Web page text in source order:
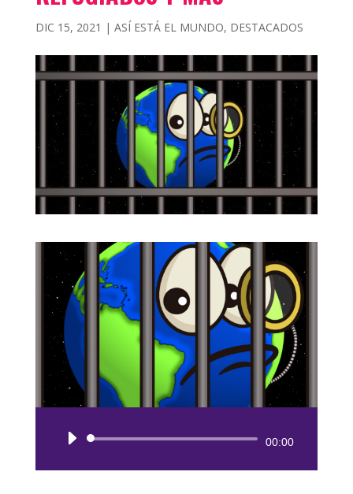
DIC 15, 2021 | ASÍ ESTÁ EL MUNDO, DESTACADOS
Reproductor
00:00